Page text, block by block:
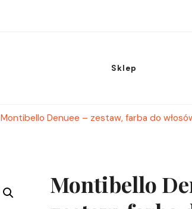
Sklep
Montibello Denuee – zestaw, farba do
Montibello